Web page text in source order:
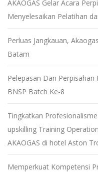
AKAOGAS Gelar Acara
Menyelesaikan Pelatihan
Perluas Jangkauan,
Batam
Pelepasan Dan
BNSP Batch Ke-8
Tingkatkan
upskilling Training
AKAOGAS di hotel Aston
Memperkuat Kompetensi